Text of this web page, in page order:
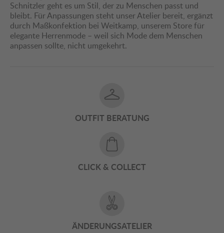
Schnitzler geht es um Stil, der zu Menschen passt und
bleibt. Für Anpassungen steht unser Atelier bereit, ergänzt
durch Maßkonfektion bei Weitkamp, unserem Store für
elegante Herrenmode – weil sich Mode dem Menschen
anpassen sollte, nicht umgekehrt.
OUTFIT BERATUNG
CLICK & COLLECT
ÄNDERUNGSATELIER